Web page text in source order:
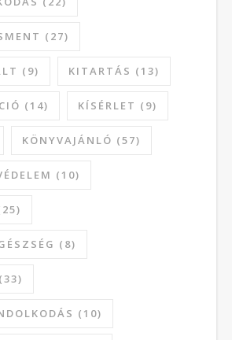
(27)
(9) KITARTÁS (13)
(14) KÍSÉRLET (9)
KÖNYVAJÁNLÓ (57)
(10)
(8)
(33)
(10)